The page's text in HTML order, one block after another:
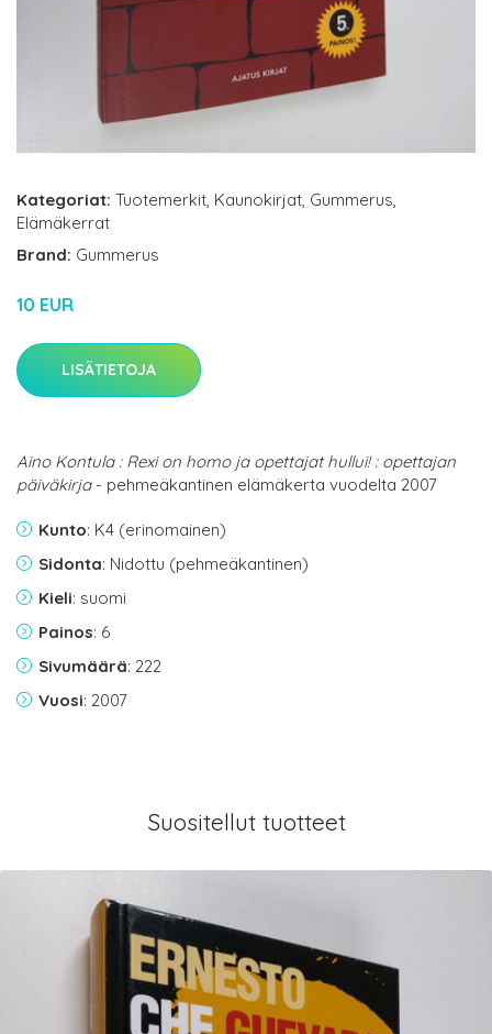
Kategoriat: Tuotemerkit, Kaunokirjat, Gummerus,
Elämäkerrat
Brand: Gummerus
10 EUR
LISÄTIETOJA
Aino Kontula : Rexi on homo ja opettajat hullui! : opettajan
päiväkirja- pehmeäkantinen elämäkerta vuodelta 2007
Kunto: K4 (erinomainen)
Sidonta: Nidottu (pehmeäkantinen)
Kieli: suomi
Painos: 6
Sivumäärä: 222
Vuosi: 2007
Suositellut tuotteet